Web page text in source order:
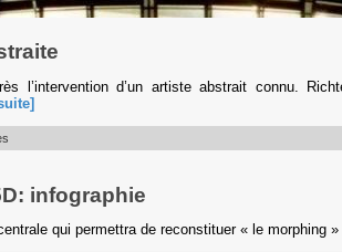
l’intervention d’un artiste abstrait connu.
infographie
qui permettra de reconstituer « le morphing